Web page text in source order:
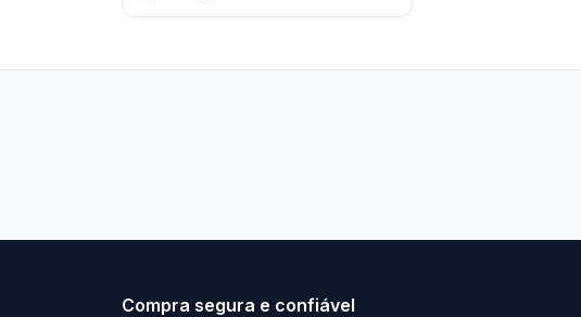
Compra segura e confiável